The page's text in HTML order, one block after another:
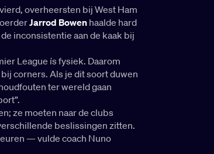
overheersten bij West Ham
Jarrod Bowenhaalde hard
inconsistentie aan de kaak bij
League ís fysiek. Daarom
corners. Als je dit soort duwen
ter wereld gaan
ze moeten naar de clubs
beslissingen zitten.
— vulde coach Nuno